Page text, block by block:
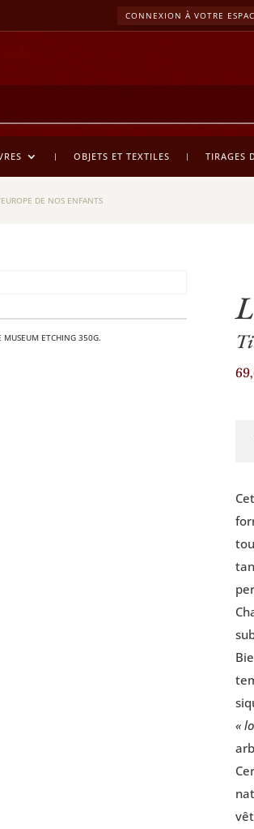
CONNEXION À VOTRE
OBJETS ET TEXTILES TIRAGES
DE NOS ENFANTS
MUSEUM ETCHING 350G.
de
nos
«